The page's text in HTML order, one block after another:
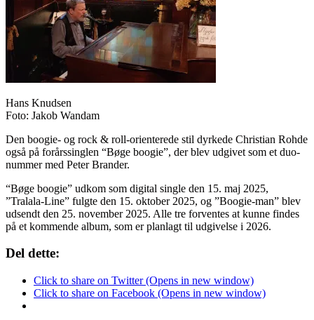
Hans Knudsen
Foto: Jakob Wandam
Den boogie- og rock & roll-orienterede stil dyrkede Christian Rohde
også på forårssinglen “Bøge boogie”, der blev udgivet som et duo-
nummer med Peter Brander.
“Bøge boogie” udkom som digital single den 15. maj 2025,
”Tralala-Line” fulgte den 15. oktober 2025, og ”Boogie-man” blev
udsendt den 25. november 2025. Alle tre forventes at kunne findes
på et kommende album, som er planlagt til udgivelse i 2026.
Del dette:
Click to share on Twitter (Opens in new window)
Click to share on Facebook (Opens in new window)